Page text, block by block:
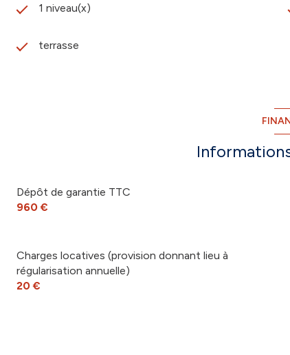
1 niveau(x)
terrasse
Dépôt de garantie TTC
960 €
Charges locatives (provision donnant lieu à
régularisation annuelle)
20 €